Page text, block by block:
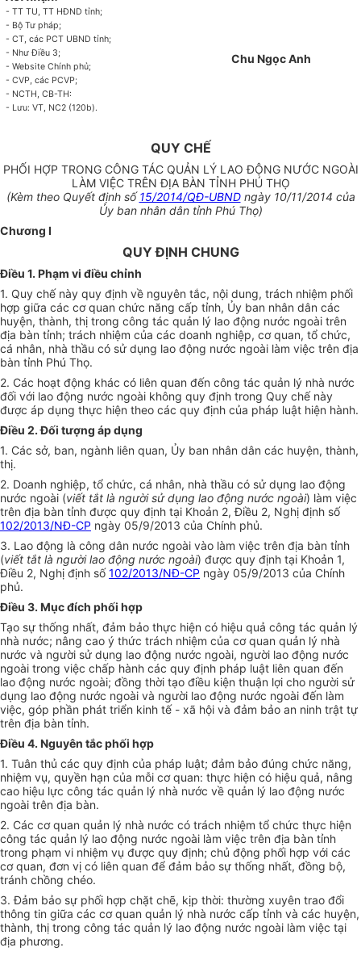
- TT TU, TT HĐND tỉnh;
- Bộ Tư pháp;
- CT, các PCT UBND tỉnh;
- Như Điều 3;
- Website Chính phủ;
- CVP, các PCVP;
- NCTH, CB-TH:
- Lưu: VT, NC2 (120b).
Chu Ngọc Anh
QUY CHẾ
PHỐI HỢP TRONG CÔNG TÁC QUẢN LÝ LAO ĐỘNG NƯỚC NGOÀI
LÀM VIỆC TRÊN ĐỊA BÀN TỈNH PHÚ THỌ
(Kèm theo Quyết định số15/2014/QĐ-UBNDngày 10/11/2014 của
Ủy ban nhân dân tỉnh Phú Thọ)
Chương I
QUY ĐỊNH CHUNG
Điều 1. Phạm vi điều chỉnh
1. Quy chế này quy định về nguyên tắc, nội dung, trách nhiệm phối
hợp giữa các cơ quan chức năng cấp tỉnh, Ủy ban nhân dân các
huyện, thành, thị trong công tác quản lý lao động nước ngoài trên
địa bàn tỉnh; trách nhiệm của các doanh nghiệp, cơ quan, tổ chức,
cá nhân, nhà thầu có sử dụng lao động nước ngoài làm việc trên địa
bàn tỉnh Phú Thọ.
2. Các hoạt động khác có liên quan đến công tác quản lý nhà nước
đối với lao động nước ngoài không quy định trong Quy chế này
được áp dụng thực hiện theo các quy định của pháp luật hiện hành.
Điều 2. Đối tượng áp dụng
1. Các sở, ban, ngành liên quan, Ủy ban nhân dân các huyện, thành,
thị.
2. Doanh nghiệp, tổ chức, cá nhân, nhà thầu có sử dụng lao động
nước ngoài (viết tắt là người sử dụng lao động nước ngoài) làm việc
trên địa bàn tỉnh được quy định tại Khoản 2, Điều 2, Nghị định số
102/2013/NĐ-CP ngày 05/9/2013 của Chính phủ.
3. Lao động là công dân nước ngoài vào làm việc trên địa bàn tỉnh
(viết tắt là người lao động nước ngoài) được quy định tại Khoản 1,
Điều 2, Nghị định số102/2013/NĐ-CP ngày 05/9/2013 của Chính
phủ.
Điều 3. Mục đích phối hợp
Tạo sự thống nhất, đảm bảo thực hiện có hiệu quả công tác quản lý
nhà nước; nâng cao ý thức trách nhiệm của cơ quan quản lý nhà
nước và người sử dụng lao động nước ngoài, người lao động nước
ngoài trong việc chấp hành các quy định pháp luật liên quan đến
lao động nước ngoài; đồng thời tạo điều kiện thuận lợi cho người sử
dụng lao động nước ngoài và người lao động nước ngoài đến làm
việc, góp phần phát triển kinh tế - xã hội và đảm bảo an ninh trật tự
trên địa bàn tỉnh.
Điều 4. Nguyên tắc phối hợp
1. Tuân thủ các quy định của pháp luật; đảm bảo đúng chức năng,
nhiệm vụ, quyền hạn của mỗi cơ quan: thực hiện có hiệu quả, nâng
cao hiệu lực công tác quản lý nhà nước về quản lý lao động nước
ngoài trên địa bàn.
2. Các cơ quan quản lý nhà nước có trách nhiệm tổ chức thực hiện
công tác quản lý lao động nước ngoài làm việc trên địa bàn tỉnh
trong phạm vi nhiệm vụ được quy định; chủ động phối hợp với các
cơ quan, đơn vị có liên quan để đảm bảo sự thống nhất, đồng bộ,
tránh chồng chéo.
3. Đảm bảo sự phối hợp chặt chẽ, kịp thời: thường xuyên trao đổi
thông tin giữa các cơ quan quản lý nhà nước cấp tỉnh và các huyện,
thành, thị trong công tác quản lý lao động nước ngoài làm việc tại
địa phương.